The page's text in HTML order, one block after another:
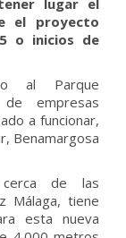
lugar el
el proyecto
o inicios de
al Parque
empresas
a funcionar,
Benamargosa
de las
Málaga, tiene
esta nueva